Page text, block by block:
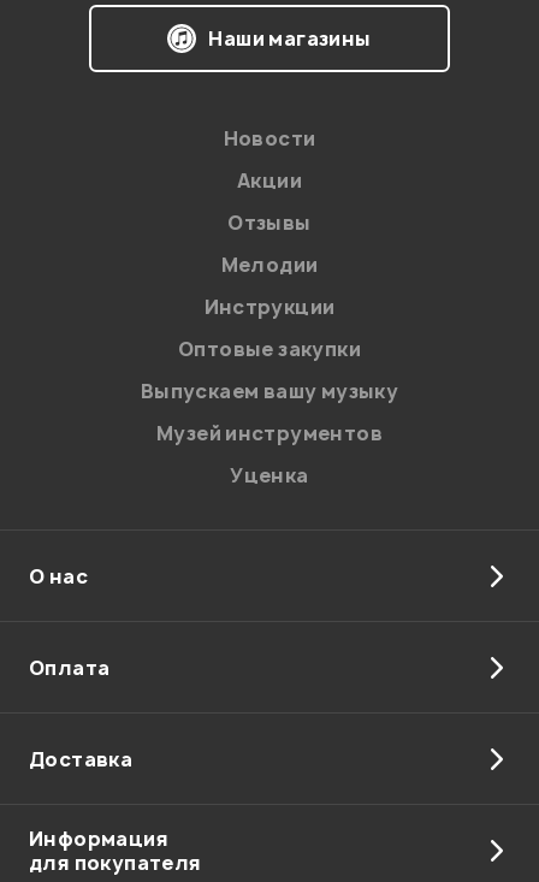
на обработку персональных данных в
Политикой в отношении обработки
персональных данных.
Введите проверочное число:
Отправить
Наши магазины
Новости
Акции
Отзывы
Мелодии
Инструкции
Оптовые закупки
Выпускаем вашу музыку
Музей инструментов
Уценка
О нас
Оплата
Доставка
Информация
для покупателя